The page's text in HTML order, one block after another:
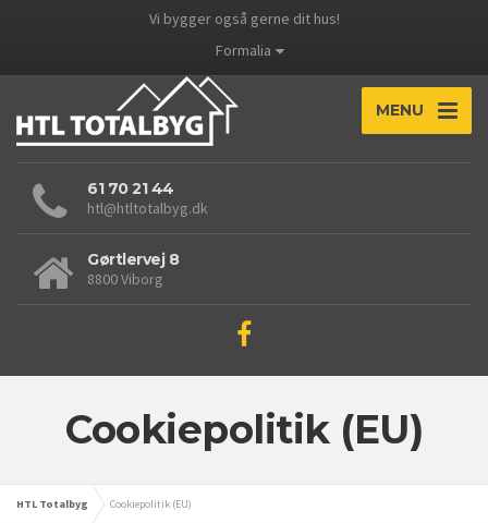
Vi bygger også gerne dit hus!
Formalia
MENU
61 70 21 44
htl@htltotalbyg.dk
Gørtlervej 8
8800 Viborg
Cookiepolitik (EU)
HTL Totalbyg Cookiepolitik (EU)